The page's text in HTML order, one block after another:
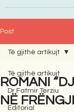
Post
Të gjithë artikujt
Dr Fatmir Terziu
Editorial
Të gjithë artikujt
ROMANI
NË